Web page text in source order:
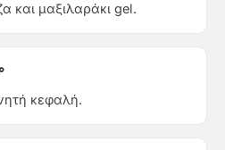
και μαξιλαράκι gel.
κεφαλή.